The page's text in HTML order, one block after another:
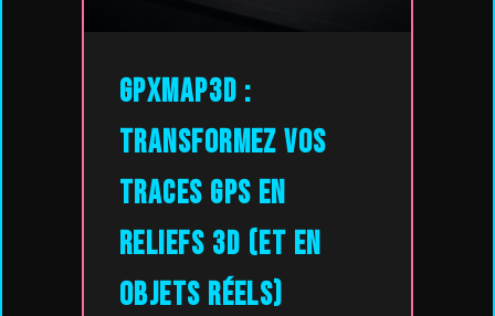
GPXMap3D :
Transformez vos
traces GPS en
reliefs 3D (et en
objets réels)